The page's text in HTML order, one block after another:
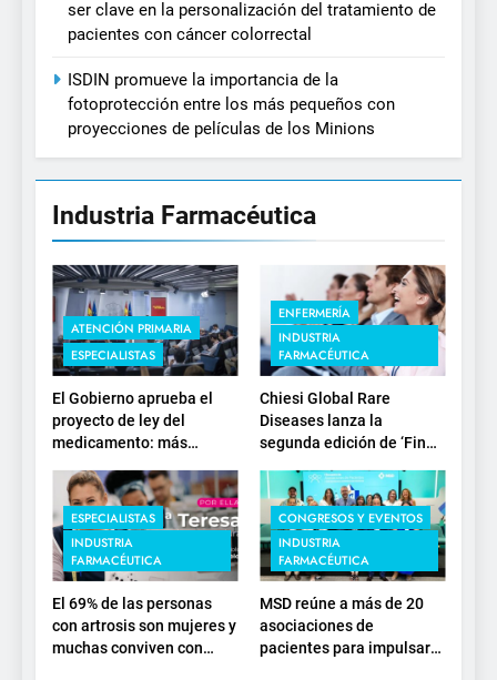
ser clave en la personalización del tratamiento de
pacientes con cáncer colorrectal
ISDIN promueve la importancia de la
fotoprotección entre los más pequeños con
proyecciones de películas de los Minions
Industria Farmacéutica
ATENCIÓN PRIMARIA
ESPECIALISTAS
El Gobierno aprueba el
proyecto de ley del
medicamento: más
estratégica y
modernización para el
SNS
ENFERMERÍA
INDUSTRIA
FARMACÉUTICA
Chiesi Global Rare
Diseases lanza la
segunda edición de ‘Find
investigación en
enfermedades de
depósito lisosomal
ESPECIALISTAS
INDUSTRIA
FARMACÉUTICA
El 69% de las personas
con artrosis son mujeres y
muchas conviven con
CONGRESOS Y EVENTOS
INDUSTRIA
FARMACÉUTICA
MSD reúne a más de 20
asociaciones de
pacientes para impulsar